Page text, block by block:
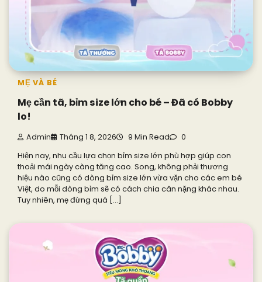
MẸ VÀ BÉ
Mẹ cần tã, bỉm size lớn cho bé – Đã có Bobby
lo!
Admin Tháng 1 8, 2026 9 Min Read 0
Hiện nay, nhu cầu lựa chọn bỉm size lớn phù hợp giúp con
thoải mái ngày càng tăng cao. Song, không phải thương
hiệu nào cũng có dòng bỉm size lớn vừa vặn cho các em bé
Việt, do mỗi dòng bỉm sẽ có cách chia cân nặng khác nhau.
Tuy nhiên, mẹ đừng quá […]